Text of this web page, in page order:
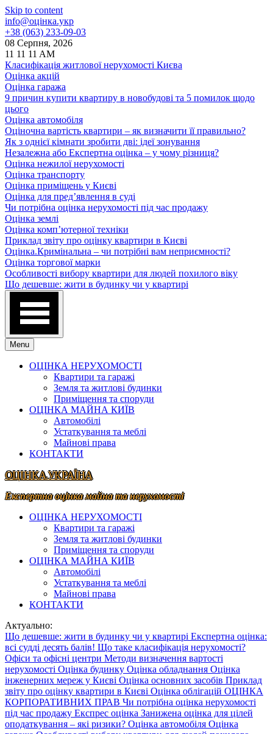
Skip to content
info@оцінка.укр
+38 (063) 233-09-03
08 Серпня, 2026
11 11 11 AM
Класифікація житлової нерухомості Києва
Оцінка акцій
Оцінка гаража
9 причин купити квартиру в новобудові та 5 помилок щодо
цього
Оцінка автомобіля
Оціночна вартість квартири – як визначити її правильно?
Як з однієї кімнати зробити дві: ідеї зонування
Незалежна або Експертна оцінка – у чому різниця?
Оцінка нежилої нерухомості
Оцінка транспорту
Оцінка приміщень у Києві
Оцінка для пред’явлення в суді
Чи потрібна оцінка нерухомості під час продажу
Оцінка землі
Оцінка комп’ютерної техніки
Приклад звіту про оцінку квартири в Києві
Оцінка.Кримінальна – чи потрібні вам неприємності?
Оцінка торгової марки
Особливості вибору квартири для людей похилого віку
Що дешевше: жити в будинку чи у квартирі
Menu
ОЦІНКА НЕРУХОМОСТІ
Квартири та гаражі
Земля та житлові будинки
Приміщення та споруди
ОЦІНКА МАЙНА КИЇВ
Автомобілі
Устаткування та меблі
Майнові права
КОНТАКТИ
ОЦІНКА.УКРАЇНА
Експертна оцінка майна та нерухомості
ОЦІНКА НЕРУХОМОСТІ
Квартири та гаражі
Земля та житлові будинки
Приміщення та споруди
ОЦІНКА МАЙНА КИЇВ
Автомобілі
Устаткування та меблі
Майнові права
КОНТАКТИ
Актуально:
Що дешевше: жити в будинку чи у квартирі Експертна оцінка:
всі судді десять балів! Що таке класифікація нерухомості?
Офіси та офісні центри Методи визначення вартості
нерухомості Оцінка будинку Оцінка обладнання Оцінка
інженерних мереж у Києві Оцінка основних засобів Приклад
звіту про оцінку квартири в Києві Оцінка облігацій ОЦІНКА
КОРПОРАТИВНИХ ПРАВ Чи потрібна оцінка нерухомості
під час продажу Експрес оцінка Занижена оцінка для цілей
оподаткування – які ризики? Оцінка автомобіля Оцінка